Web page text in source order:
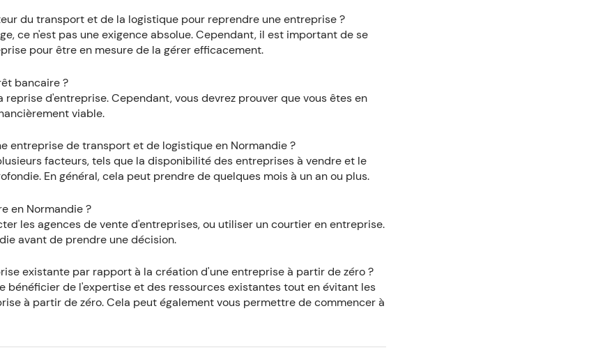
du transport et de la logistique pour reprendre une entreprise ?
ce n'est pas une exigence absolue. Cependant, il est important de se
pour être en mesure de la gérer efficacement.
bancaire ?
d'entreprise. Cependant, vous devrez prouver que vous êtes en
viable.
entreprise de transport et de logistique en Normandie ?
facteurs, tels que la disponibilité des entreprises à vendre et le
En général, cela peut prendre de quelques mois à un an ou plus.
en Normandie ?
les agences de vente d'entreprises, ou utiliser un courtier en entreprise.
avant de prendre une décision.
existante par rapport à la création d'une entreprise à partir de zéro ?
bénéficier de l'expertise et des ressources existantes tout en évitant les
à partir de zéro. Cela peut également vous permettre de commencer à